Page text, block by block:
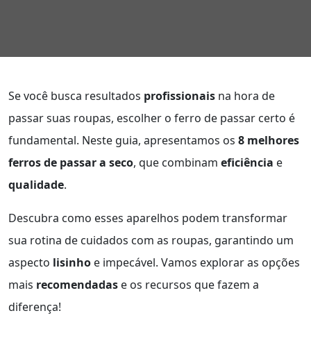
Se você busca resultados profissionais na hora de
passar suas roupas, escolher o ferro de passar certo é
fundamental. Neste guia, apresentamos os 8 melhores
ferros de passar a seco, que combinam eficiência e
qualidade.
Descubra como esses aparelhos podem transformar
sua rotina de cuidados com as roupas, garantindo um
aspecto lisinho e impecável. Vamos explorar as opções
mais recomendadas e os recursos que fazem a
diferença!